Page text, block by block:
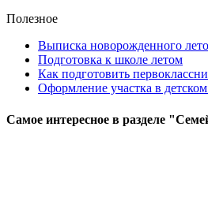
Полезное
Выписка новорожденного
Подготовка к школе летом
Как подготовить
Оформление участка в
Самое интересное в разделе